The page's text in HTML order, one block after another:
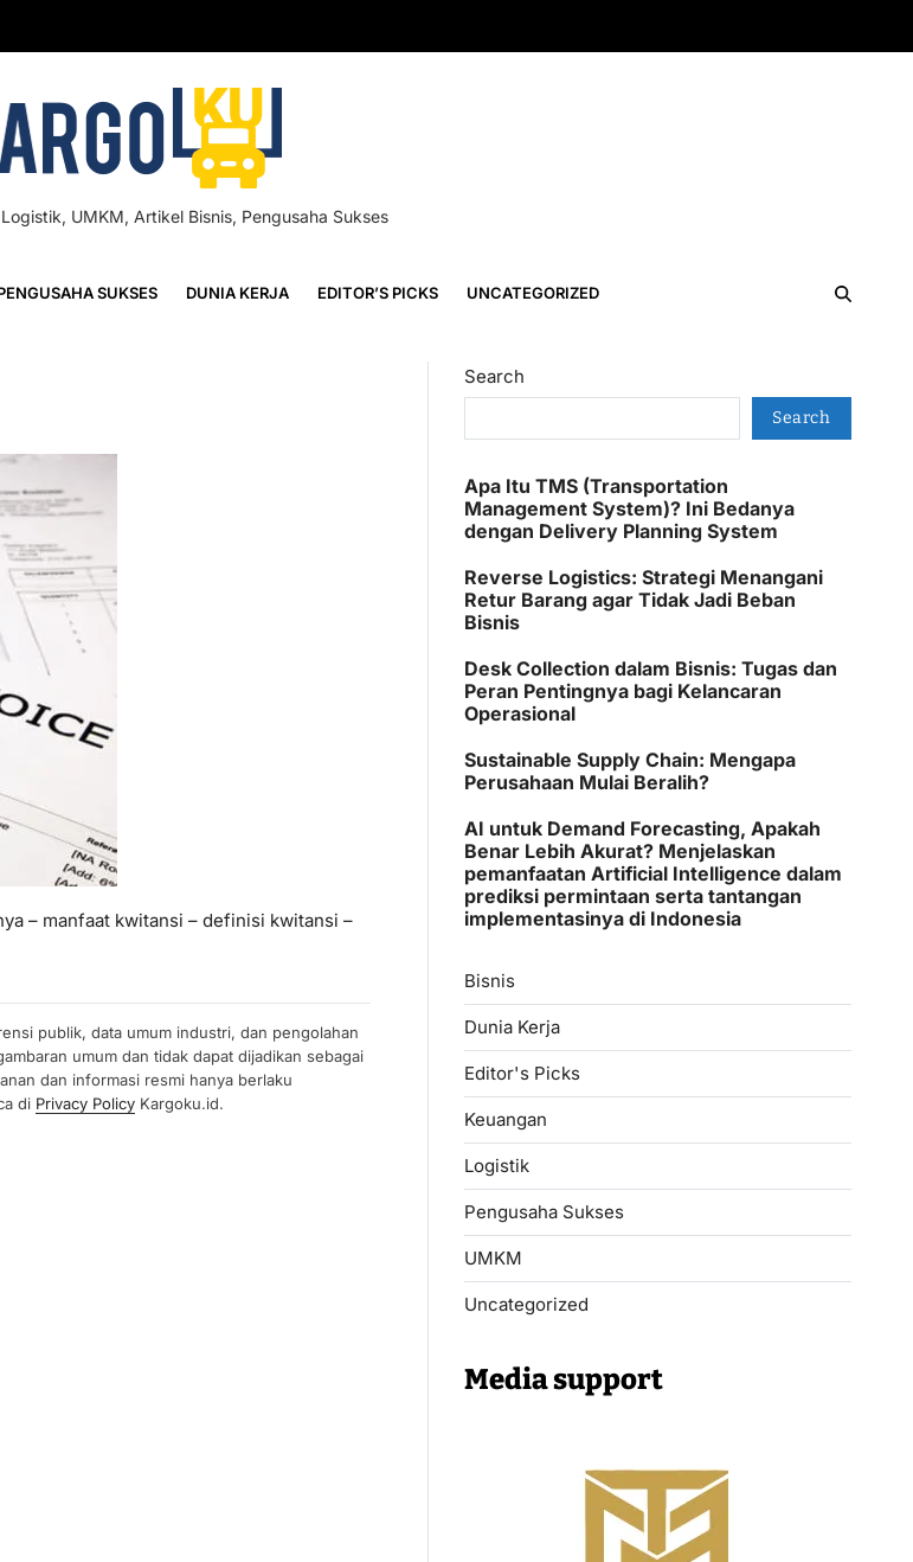
UMKM, Artikel Bisnis, Pengusaha Sukses
SUKSES DUNIA KERJA EDITOR’S PICKS UNCATEGORIZED
– manfaat kwitansi – definisi kwitansi –
publik, data umum industri, dan pengolahan
umum dan tidak dapat dijadikan sebagai
dan informasi resmi hanya berlaku
di Privacy Policy Kargoku.id.
Search
Search
Apa Itu TMS (Transportation
Management System)? Ini Bedanya
dengan Delivery Planning System
Reverse Logistics: Strategi Menangani
Retur Barang agar Tidak Jadi Beban
Bisnis
Desk Collection dalam Bisnis: Tugas dan
Peran Pentingnya bagi Kelancaran
Operasional
Sustainable Supply Chain: Mengapa
Perusahaan Mulai Beralih?
AI untuk Demand Forecasting, Apakah
Benar Lebih Akurat? Menjelaskan
pemanfaatan Artificial Intelligence dalam
prediksi permintaan serta tantangan
implementasinya di Indonesia
Bisnis
Dunia Kerja
Editor's Picks
Keuangan
Logistik
Pengusaha Sukses
UMKM
Uncategorized
Media support